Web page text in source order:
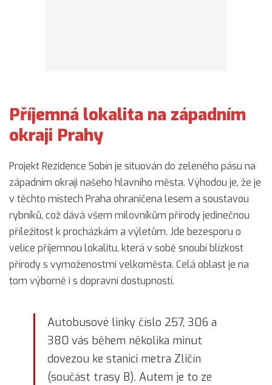
Příjemná lokalita na západním
okraji Prahy
Projekt Rezidence Sobín je situován do zeleného pásu na
západním okraji našeho hlavního města. Výhodou je, že je
v těchto místech Praha ohraničena lesem a soustavou
rybníků, což dává všem milovníkům přírody jedinečnou
příležitost k procházkám a výletům. Jde bezesporu o
velice příjemnou lokalitu, která v sobě snoubí blízkost
přírody s vymoženostmi velkoměsta. Celá oblast je na
tom výborně i s dopravní dostupností.
Autobusové linky číslo 257, 306 a
380 vás během několika minut
dovezou ke stanici metra Zličín
(součást trasy B). Autem je to ze